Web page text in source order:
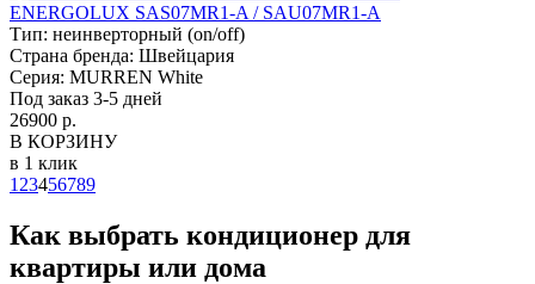
ENERGOLUX SAS07MR1-A / SAU07MR1-A
Тип: неинверторный (on/off)
Страна бренда: Швейцария
Серия: MURREN White
Под заказ 3-5 дней
26900 р.
В КОРЗИНУ
в 1 клик
1 23456789
Как выбрать кондиционер для
квартиры или дома